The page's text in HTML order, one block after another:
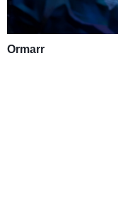
Ormarr